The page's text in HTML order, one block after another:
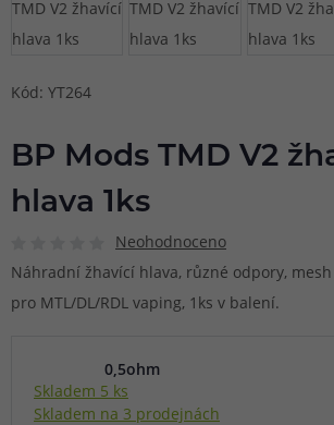
Kód: YT264
BP Mods TMD V2
hlava 1ks
Neohodnoceno
Náhradní žhavící hlava, různé odpory,
pro MTL/DL/RDL vaping, 1ks v balení.
0,5ohm
Skladem 5 ks
Skladem na 3 prodejnách